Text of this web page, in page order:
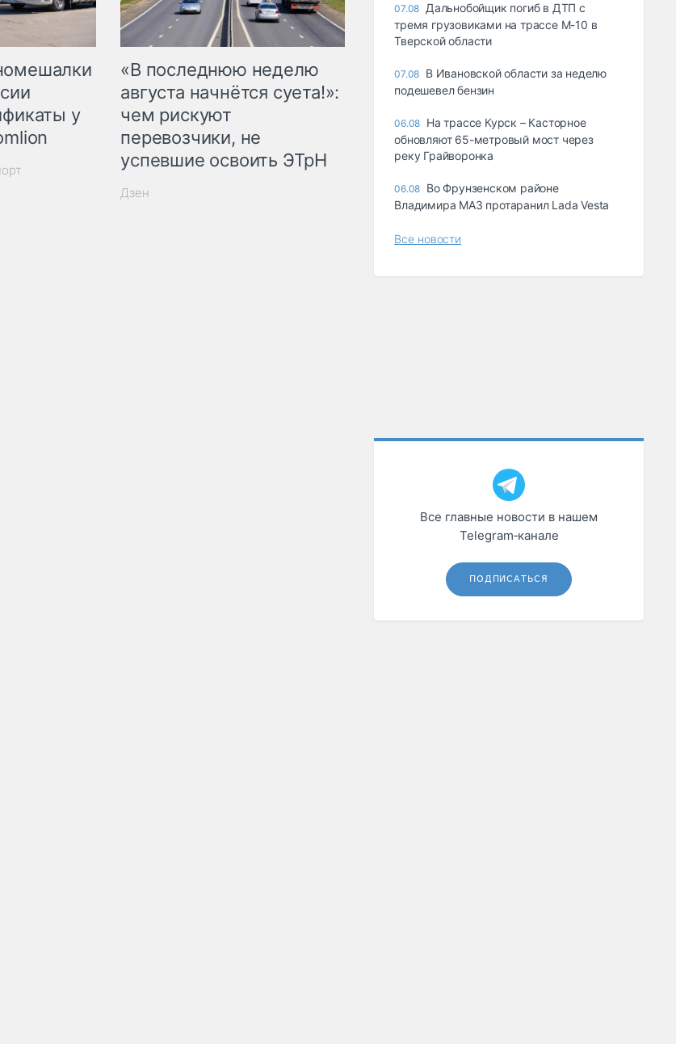
у
«В последнюю неделю
августа начнётся суета!»:
чем рискуют
перевозчики, не
успевшие освоить ЭТрН
Дзен
07.08 Дальнобойщик погиб в ДТП с
тремя грузовиками на трассе М-10 в
Тверской области
07.08 В Ивановской области за неделю
подешевел бензин
06.08 На трассе Курск – Касторное
обновляют 65-метровый мост через
реку Грайворонка
06.08 Во Фрунзенском районе
Владимира МАЗ протаранил Lada Vesta
Все новости
Все главные новости в нашем
Telegram‑канале
ПОДПИСАТЬСЯ